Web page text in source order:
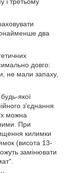
два
довго:
не мали запаху,
якої
з'єднання
можна
При
килимки
(висота 13-
замінювати